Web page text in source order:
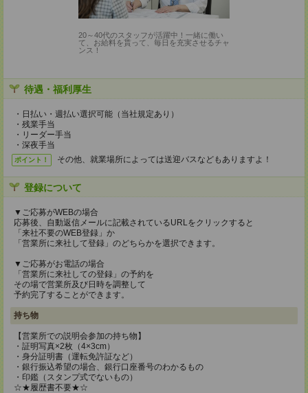
20～40代のスタッフが活躍中！一緒に働い
て、お給料を貰って、毎日を充実させるチャ
ンス！
待遇・福利厚生
・日払い・週払い選択可能（当社規定あり）
・残業手当
・リーダー手当
・深夜手当
ポイント！ その他、就業場所によっては送迎バスなどもありますよ！
登録について
▼ご応募がWEBの場合
応募後、自動返信メールに記載されているURLをクリックすると
「来社不要のWEB登録」か
「営業所に来社して登録」のどちらかを選択できます。
▼ご応募がお電話の場合
「営業所に来社しての登録」の予約を
その場で営業所及び日時を調整して
予約完了することができます。
持ち物
【営業所での説明会参加の持ち物】
・証明写真×2枚（4×3cm）
・身分証明書（運転免許証など）
・銀行振込希望の場合、銀行口座番号のわかるもの
・印鑑（スタンプ式でないもの）
☆★履歴書不要★☆